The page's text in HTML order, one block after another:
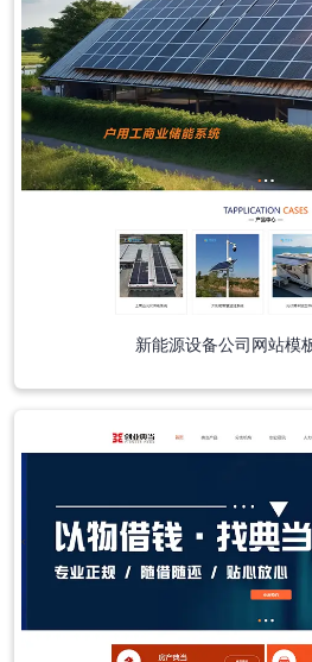
新能源设备公司网站模